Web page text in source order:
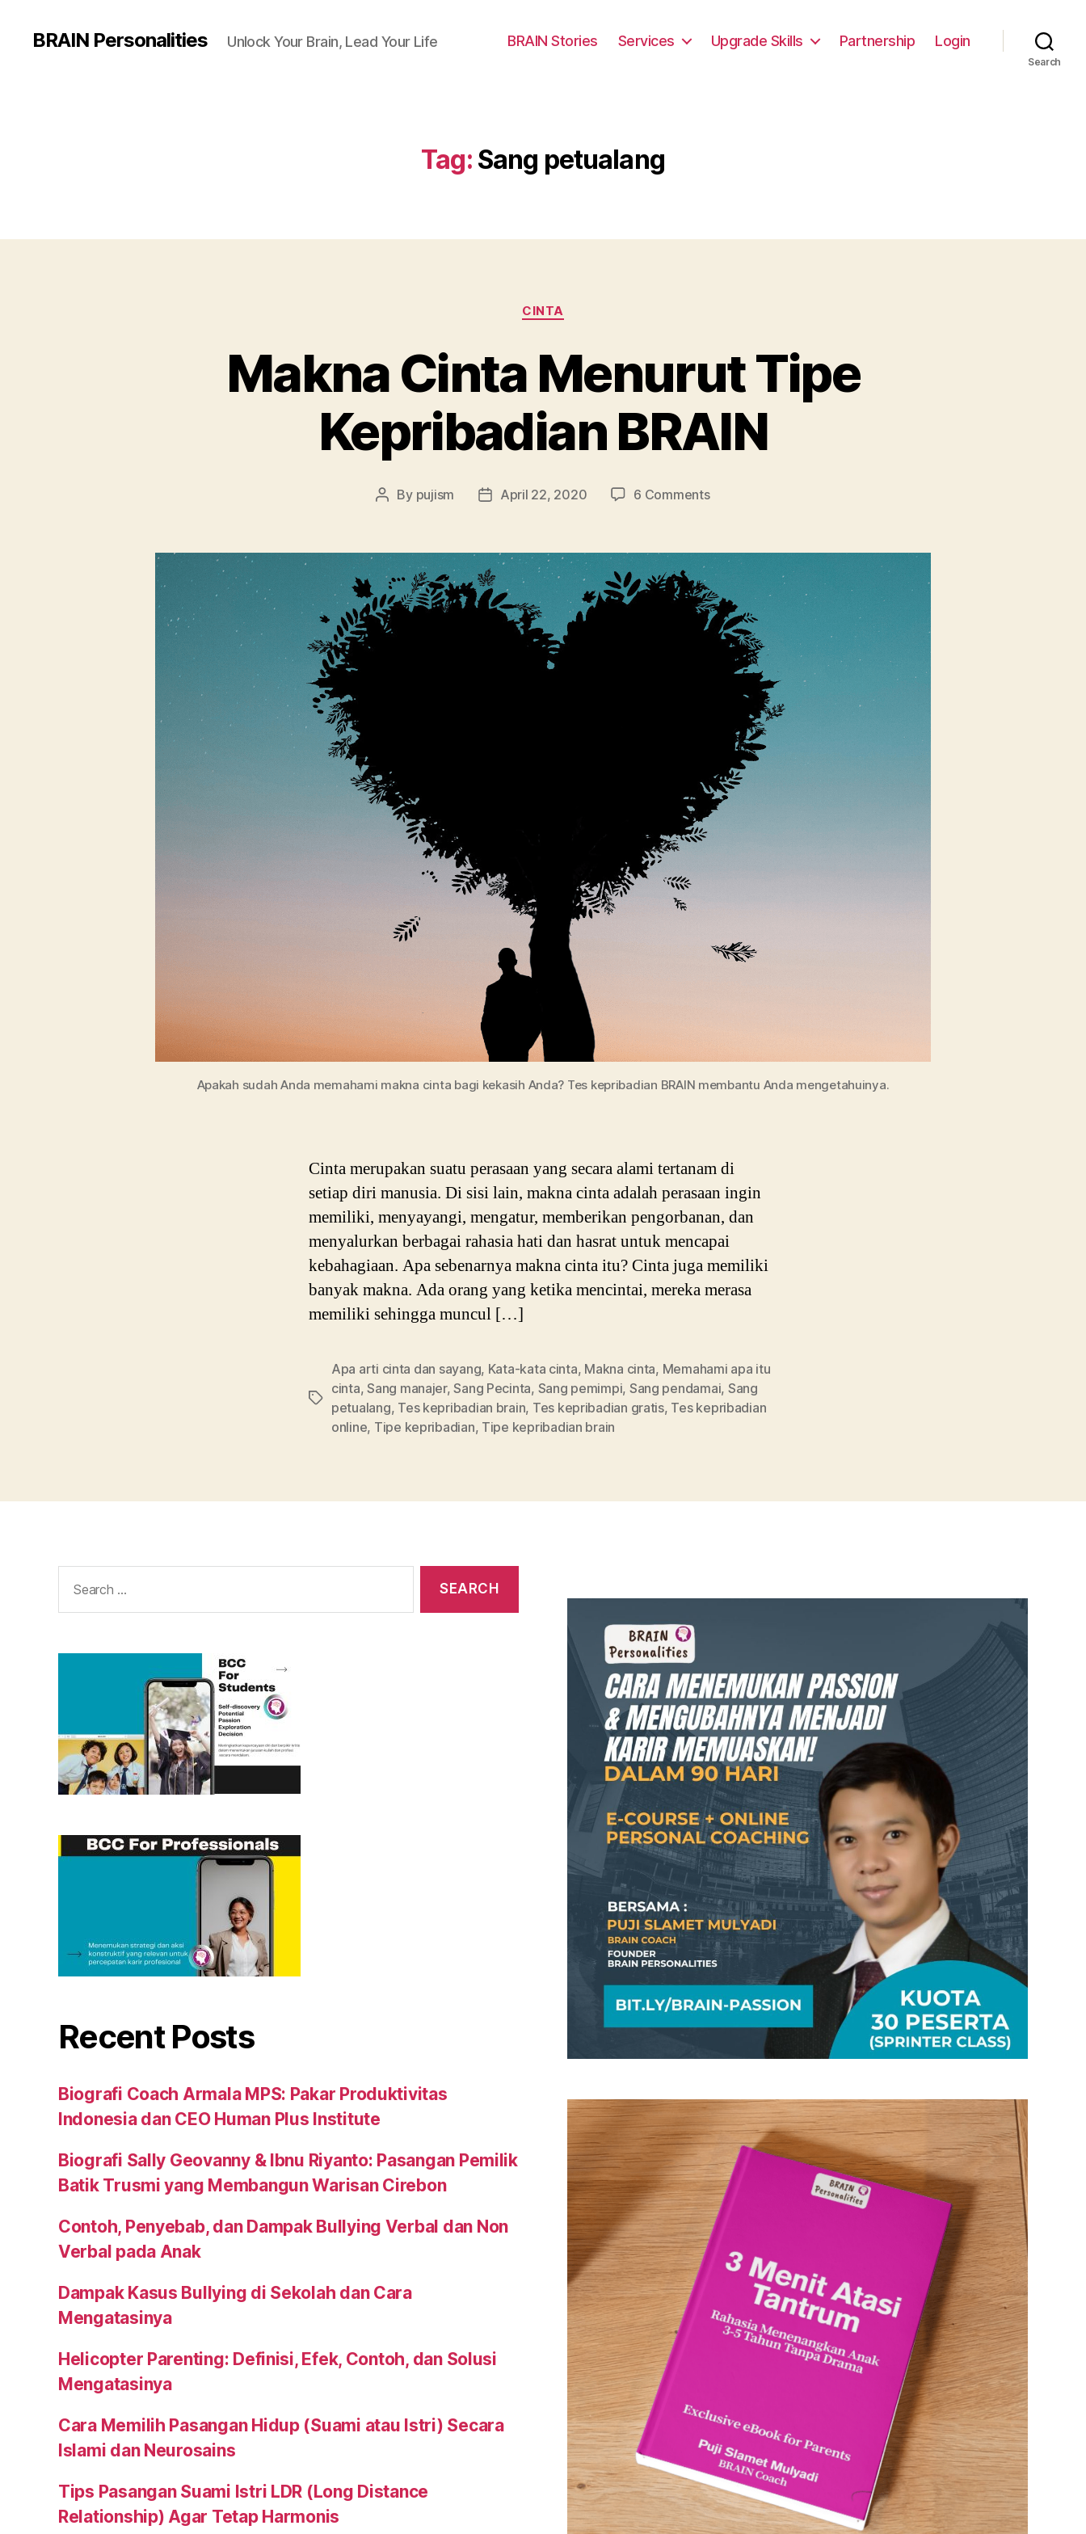
BRAIN Personalities Unlock Your Brain, Lead Your Life BRAIN Stories Services Upgrade Skills Partnership Login
Search
Tag: Sang petualang
Categories
CINTA
Makna Cinta Menurut Tipe
Kepribadian BRAIN
Post
By pujism
PostApril 22, 2020 6 Commentson
Menurut
Tipe
Kepribadian
BRAIN
Apakah sudah Anda memahami makna cinta bagi kekasih Anda? Tes kepribadian BRAIN membantu Anda mengetahuinya.
Cinta merupakan suatu perasaan yang secara alami tertanam di
setiap diri manusia. Di sisi lain, makna cinta adalah perasaan ingin
memiliki, menyayangi, mengatur, memberikan pengorbanan, dan
menyalurkan berbagai rahasia hati dan hasrat untuk mencapai
kebahagiaan. Apa sebenarnya makna cinta itu? Cinta juga memiliki
banyak makna. Ada orang yang ketika mencintai, mereka merasa
memiliki sehingga muncul […]
Tags
Apa arti cinta dan sayang, Kata-kata cinta, Makna cinta, Memahami apa itu
cinta,Sang manajer,Sang Pecinta, Sang pemimpi, Sang pendamai, Sang
petualang, Tes kepribadian brain, Tes kepribadian gratis, Tes kepribadian
online, Tipe kepribadian, Tipe kepribadian brain
for:
Recent Posts
Biografi Coach Armala MPS: Pakar Produktivitas
Indonesia dan CEO Human Plus Institute
Biografi Sally Geovanny & Ibnu Riyanto: Pasangan Pemilik
Batik Trusmi yang Membangun Warisan Cirebon
Contoh, Penyebab, dan Dampak Bullying Verbal dan Non
Verbal pada Anak
Dampak Kasus Bullying di Sekolah dan Cara
Mengatasinya
Helicopter Parenting: Definisi, Efek, Contoh, dan Solusi
Mengatasinya
Cara Memilih Pasangan Hidup (Suami atau Istri) Secara
Islami dan Neurosains
Tips Pasangan Suami Istri LDR (Long Distance
Relationship) Agar Tetap Harmonis